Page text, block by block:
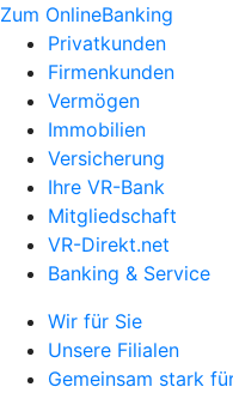
Zum OnlineBanking
Privatkunden
Firmenkunden
Vermögen
Immobilien
Versicherung
Ihre VR-Bank
Mitgliedschaft
VR-Direkt.net
Banking & Service
Wir für Sie
Unsere Filialen
Gemeinsam stark